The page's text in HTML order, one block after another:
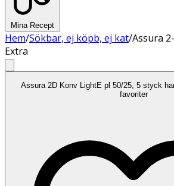
Mina Recept
Hem/Sökbar, ej köpb, ej kat/Assura
Extra
Assura 2D Konv LightE pl 50/25, 5 styck
favoriter